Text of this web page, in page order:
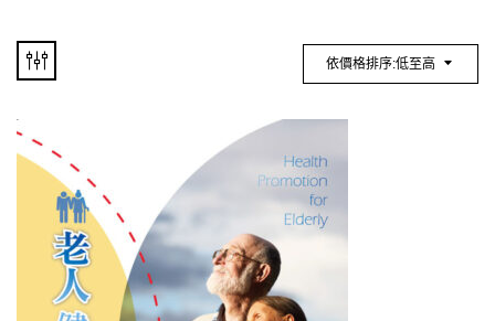
依價格排序:低至高